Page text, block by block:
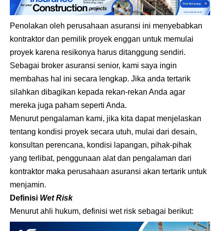
Penolakan oleh perusahaan asuransi ini menyebabkan
kontraktor dan pemilik proyek enggan untuk memulai
proyek karena resikonya harus ditanggung sendiri.
Sebagai broker asuransi senior, kami saya ingin
membahas hal ini secara lengkap. Jika anda tertarik
silahkan dibagikan kepada rekan-rekan Anda agar
mereka juga paham seperti Anda.
Menurut pengalaman kami, jika kita dapat menjelaskan
tentang kondisi proyek secara utuh, mulai dari desain,
konsultan perencana, kondisi lapangan, pihak-pihak
yang terlibat, penggunaan alat dan pengalaman dari
kontraktor maka perusahaan asuransi akan tertarik untuk
menjamin.
Definisi Wet Risk
Menurut ahli hukum, definisi wet risk sebagai berikut: